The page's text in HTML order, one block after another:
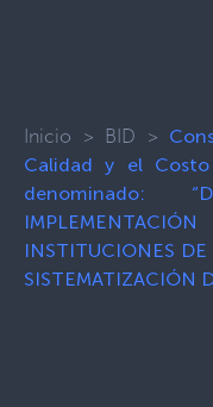
Inicio > BID >
Calidad y el Costo
denominado:
INSTITUCIONES DE
SISTEMATIZACIÓN